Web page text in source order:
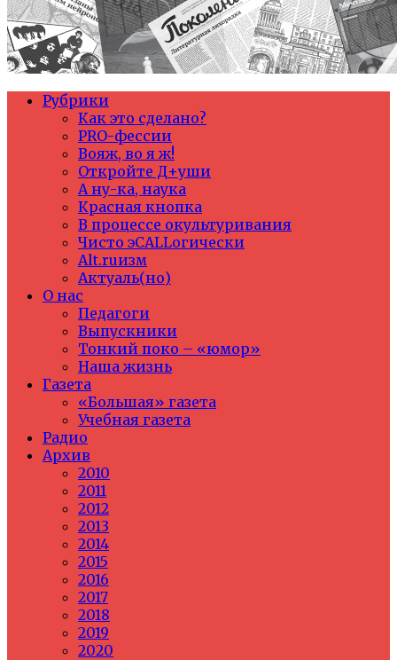
Рубрики
Как это сделано?
PRO-фессии
Вояж, во я ж!
Откройте Д+уши
А ну-ка, наука
Красная кнопка
В процессе окультуривания
Чисто эCALLогически
Alt.ruизм
Актуаль(но)
О нас
Педагоги
Выпускники
Тонкий поко – «юмор»
Наша жизнь
Газета
«Большая» газета
Учебная газета
Радио
Архив
2010
2011
2012
2013
2014
2015
2016
2017
2018
2019
2020